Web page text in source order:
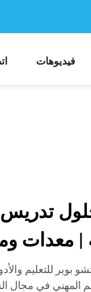
فيديوهات
تدريس
| معدات
بوير للتعليم
المهني في مجال